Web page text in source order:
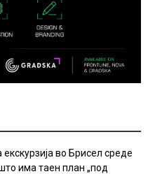
во Брисел среде
има таен план „под